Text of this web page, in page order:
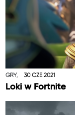
GRY, 30 CZE 2021
Loki w Fortnite